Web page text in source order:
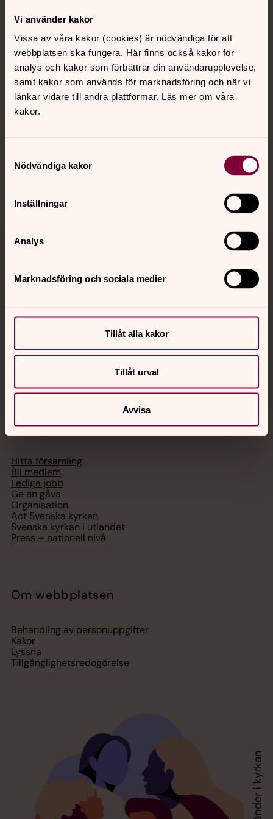
Vi använder kakor
Vissa av våra kakor (cookies) är nödvändiga för att
webbplatsen ska fungera. Här finns också kakor för
analys och kakor som förbättrar din användarupplevelse,
samt kakor som används för marknadsföring och när vi
länkar vidare till andra plattformar. Läs mer om våra
kakor.
Nödvändiga kakor
Inställningar
Analys
Marknadsföring och sociala medier
Tillåt alla kakor
Tillåt urval
Avvisa
Kontakt
Kalender
Hitta snabbt
Sociala kanaler
Akut samtals- och krisstöd. Prata eller chatta anonymt
Digitalt brev
Svenska kyrkan
Hitta församling
Bli medlem
Lediga jobb
Ge en gåva
Organisation
Act Svenska kyrkan
Svenska kyrkan i utlandet
Press – nationell nivå
Om webbplatsen
Behandling av personuppgifter
Kakor
Lyssna
Tillgänglighetsredogörelse